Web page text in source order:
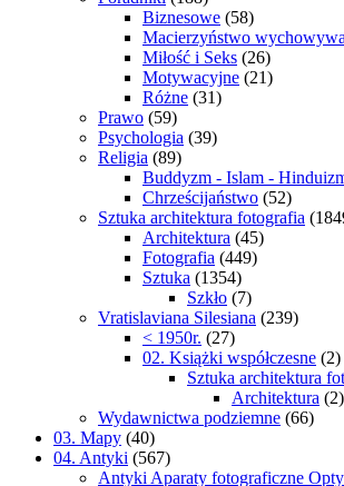
Biznesowe (58)
Macierzyństwo
Miłość i Seks (26)
Motywacyjne (21)
Różne (31)
Prawo (59)
Psychologia (39)
Religia (89)
Buddyzm - Islam -
Chrześcijaństwo (52)
Sztuka architektura fotografia
Architektura (45)
Fotografia (449)
Sztuka (1354)
Szkło (7)
Vratislaviana Silesiana (239)
< 1950r. (27)
02. Książki współczesne (2)
Sztuka architektura
Architektura (2)
Wydawnictwa podziemne (66)
03. Mapy (40)
04. Antyki (567)
Antyki Aparaty fotograficzne